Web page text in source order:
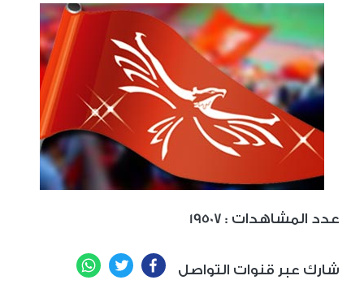
19507 : عدد المشاهدات
شارك عبر قنوات التواصل Facebook
Twitter